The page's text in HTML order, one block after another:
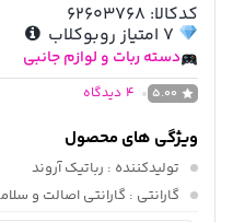
کدکالا: 62603768
7 امتیاز روبوکلاب
دسته ربات و لوازم جانبی
5.00
4 دیدگاه
ویژگی های محصول
تولیدکننده : رباتیک آروند
گارانتی : گارانتی اصالت و